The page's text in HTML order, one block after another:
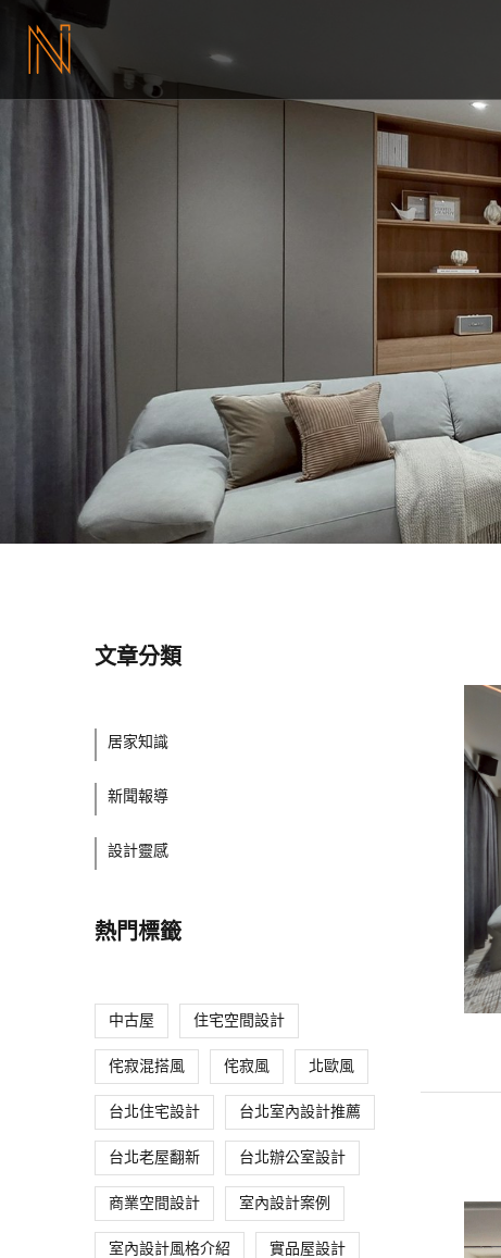
文章分類
居家知識
新聞報導
設計靈感
熱門標籤
中古屋 住宅空間設計
侘寂混搭風 侘寂風 北歐風
台北住宅設計 台北室內設計推薦
台北老屋翻新 台北辦公室設計
商業空間設計 室內設計案例
室內設計風格介紹 實品屋設計